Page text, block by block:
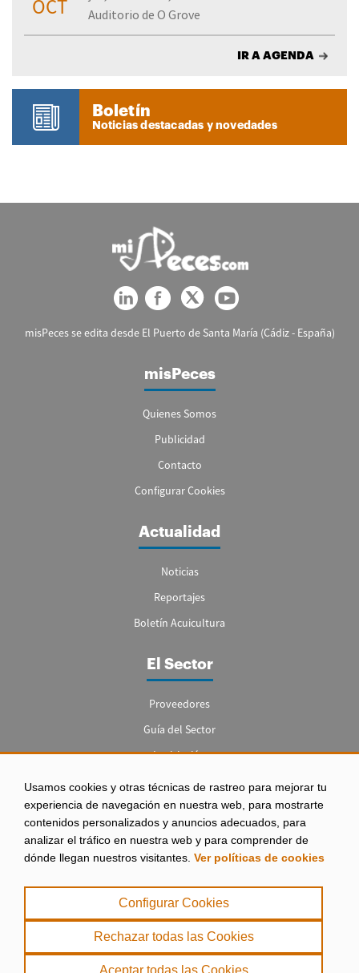
Usamos cookies y otras técnicas de rastreo para mejorar tu
experiencia de navegación en nuestra web, para mostrarte
contenidos personalizados y anuncios adecuados, para
analizar el tráfico en nuestra web y para comprender de
dónde llegan nuestros visitantes. Ver políticas de cookies
Configurar Cookies
Rechazar todas las Cookies
Aceptar todas las Cookies
OCT
Auditorio de O Grove
IR A AGENDA
Boletín
Noticias destacadas y novedades
misPeces se edita desde El Puerto de Santa María (Cádiz - España)
misPeces
Quienes Somos
Publicidad
Contacto
Configurar Cookies
Actualidad
Noticias
Reportajes
Boletín Acuicultura
El Sector
Proveedores
Guía del Sector
Legislación
Empleo
Aviso legal
|
Política de Privacidad
|